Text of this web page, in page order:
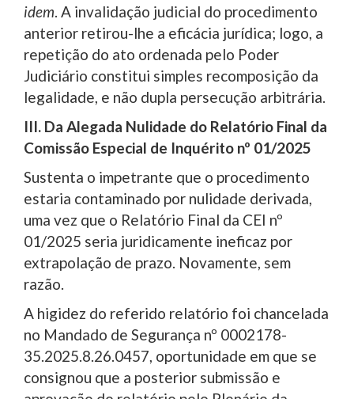
idem. A invalidação judicial do procedimento
anterior retirou-lhe a eficácia jurídica; logo, a
repetição do ato ordenada pelo Poder
Judiciário constitui simples recomposição da
legalidade, e não dupla persecução arbitrária.
III. Da Alegada Nulidade do Relatório Final da
Comissão Especial de Inquérito nº 01/2025
Sustenta o impetrante que o procedimento
estaria contaminado por nulidade derivada,
uma vez que o Relatório Final da CEI nº
01/2025 seria juridicamente ineficaz por
extrapolação de prazo. Novamente, sem
razão.
A higidez do referido relatório foi chancelada
no Mandado de Segurança nº 0002178-
35.2025.8.26.0457, oportunidade em que se
consignou que a posterior submissão e